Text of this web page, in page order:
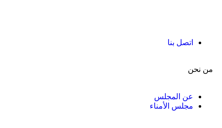
اتصل بنا
من نحن
عن المجلس
مجلس الأمناء